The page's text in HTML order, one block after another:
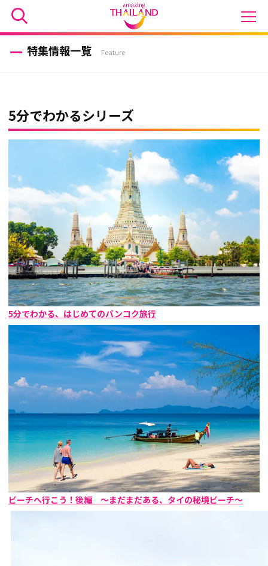
特集情報一覧 Feature
5分でわかるシリーズ
5分でわかる、はじめてのバンコク旅行
ビーチへ行こう！後編 〜まだまだある、タイの秘境ビーチ〜